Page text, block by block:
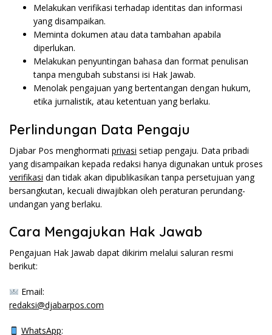
Melakukan verifikasi terhadap identitas dan informasi
yang disampaikan.
Meminta dokumen atau data tambahan apabila
diperlukan.
Melakukan penyuntingan bahasa dan format penulisan
tanpa mengubah substansi isi Hak Jawab.
Menolak pengajuan yang bertentangan dengan hukum,
etika jurnalistik, atau ketentuan yang berlaku.
Perlindungan Data Pengaju
Djabar Pos menghormati privasi setiap pengaju. Data pribadi
yang disampaikan kepada redaksi hanya digunakan untuk proses
verifikasi dan tidak akan dipublikasikan tanpa persetujuan yang
bersangkutan, kecuali diwajibkan oleh peraturan perundang-
undangan yang berlaku.
Cara Mengajukan Hak Jawab
Pengajuan Hak Jawab dapat dikirim melalui saluran resmi
berikut:
Email:
redaksi@djabarpos.com
WhatsApp: